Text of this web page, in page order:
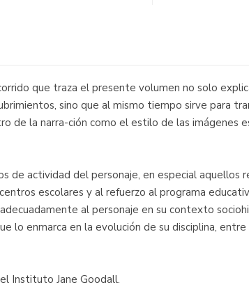
que traza el presente volumen no solo
sino que al mismo tiempo sirve para
la narra-ción como el estilo de las imágenes
de actividad del personaje, en especial aquellos
escolares y al refuerzo al programa
al personaje en su contexto
lo enmarca en la evolución de su disciplina,
Instituto Jane Goodall.